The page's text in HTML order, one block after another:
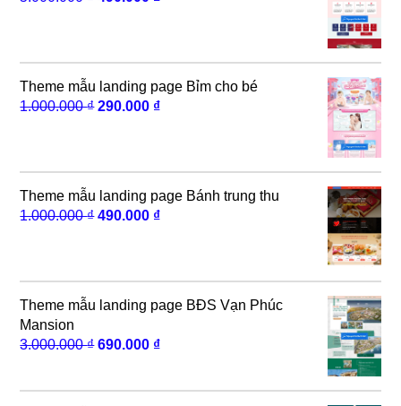
Theme mẫu landing page Bỉm cho bé
1.000.000₫ Giá
290.000 ₫Giá
Theme mẫu landing page Bánh trung thu
1.000.000₫ Giá
490.000 ₫Giá
Theme mẫu landing page BĐS Vạn Phúc
Mansion
3.000.000₫ Giá
690.000 ₫Giá